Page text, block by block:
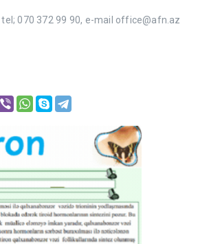
tel; 070 372 99 90, e-mail office@afn.az